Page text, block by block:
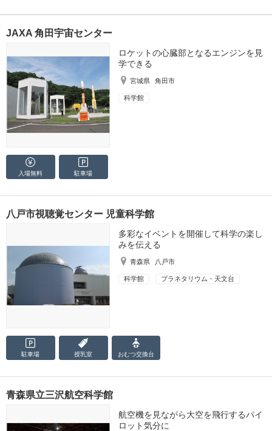
JAXA 角田宇宙センター
ロケットの心臓部となるエンジンを見
学できる
宮城県 角田市
科学館
入場無料 駐車場
八戸市視聴覚センター 児童科学館
多彩なイベントを開催して科学の楽し
みを伝える
青森県 八戸市
科学館 プラネタリウム・天文台
駐車場 授乳室 おむつ交換台
青森県立三沢航空科学館
航空機を見ながら大空を飛行するパイ
ロット気分に